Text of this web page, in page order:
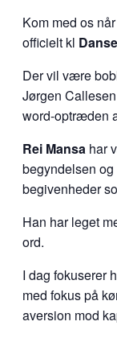
Kom med os
officielt kl
Der vil være
Jørgen
word-optræden
Rei Mansa har
begyndelsen
begivenheder
Han har leget
ord.
I dag fokuserer
med fokus på
aversion mod